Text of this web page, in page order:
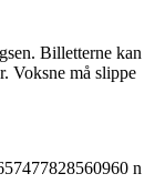
Bil­let­ter­ne kan
Voks­ne må slip­pe